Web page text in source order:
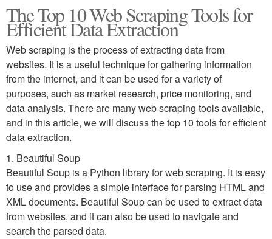
The Top 10 Web Scraping Tools for
Efficient Data Extraction
Web scraping is the process of extracting data from
websites. It is a useful technique for gathering information
from the internet, and it can be used for a variety of
purposes, such as market research, price monitoring, and
data analysis. There are many web scraping tools available,
and in this article, we will discuss the top 10 tools for efficient
data extraction.
1. Beautiful Soup
Beautiful Soup is a Python library for web scraping. It is easy
to use and provides a simple interface for parsing HTML and
XML documents. Beautiful Soup can be used to extract data
from websites, and it can also be used to navigate and
search the parsed data.